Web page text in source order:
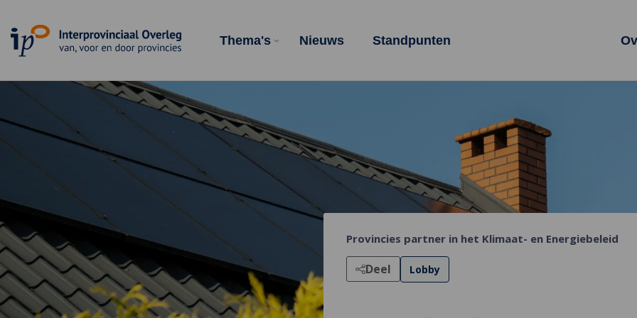
Homepagina
Thema's Nieuws Standpunten
Provincies partner in het Klimaat- en Energiebeleid
Deel Lobby